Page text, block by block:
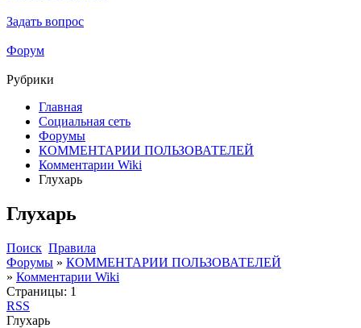
Задать вопрос
Форум
Рубрики
Главная
Социальная сеть
Форумы
КОММЕНТАРИИ ПОЛЬЗОВАТЕЛЕЙ
Комментарии Wiki
Глухарь
Глухарь
Поиск Правила
Форумы » КОММЕНТАРИИ ПОЛЬЗОВАТЕЛЕЙ
» Комментарии Wiki
Страницы: 1
RSS
Глухарь